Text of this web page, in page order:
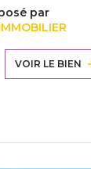
par
VOIR LE BIEN